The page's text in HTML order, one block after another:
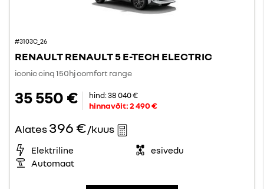
#3103C_26
RENAULT RENAULT 5 E-TECH ELECTRIC
iconic cinq 150hj comfort range
35 550 € hind:38 040 €
hinnavõit:2 490 €
Alates396 €/kuus
Elektriline
esivedu
Automaat